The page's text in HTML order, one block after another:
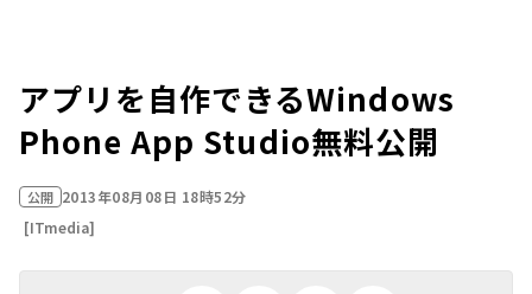
アプリを自作できるWindows
Phone App Studio無料公開
公開 2013年08月08日 18時52分
[ITmedia]